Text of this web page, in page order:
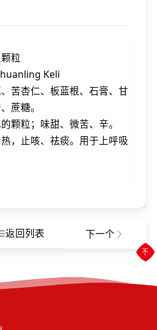
粒
Keli
苦杏仁、板蓝根、石膏、甘
蔗糖。
颗粒；味甜、微苦、辛。
，止咳、祛痰。用于上呼吸
返回列表 下一个